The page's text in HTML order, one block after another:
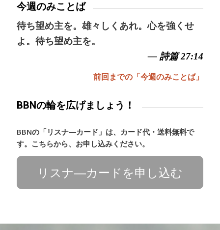
今週のみことば
待ち望め主を。雄々しくあれ。心を強くせ
よ。待ち望め主を。
— 詩篇 27:14
前回までの「今週のみことば」
BBNの輪を広げましょう！
BBNの「リスナ―カード」は、カード代・送料無料で
す。こちらから、お申し込みください。
リスナ―カードを申し込む